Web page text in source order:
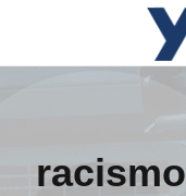
racismo